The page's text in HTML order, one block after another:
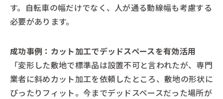
す。自転車の幅だけでなく、人が通る動線幅も考慮する
必要があります。
成功事例：カット加工でデッドスペースを有効活用
「変形した敷地で標準品は設置不可と言われたが、専門
業者に斜めカット加工を依頼したところ、敷地の形状に
ぴったりフィット。今までデッドスペースだった場所が